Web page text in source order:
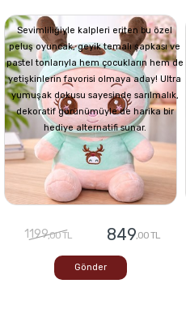
Sevimliliğiyle kalpleri eriten bu özel
peluş oyuncak, geyik temalı şapkası ve
pastel tonlarıyla hem çocukların hem de
yetişkinlerin favorisi olmaya aday! Ultra
yumuşak dokusu sayesinde sarılmalık,
dekoratif görünümüyle de harika bir
hediye alternatifi sunar.
1199,00 TL 849,00 TL
Gönder